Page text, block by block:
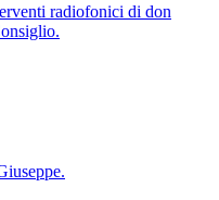
radiofonici di don
San Giuseppe ·